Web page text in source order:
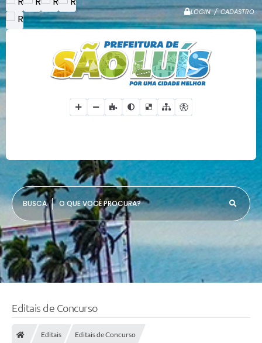
LOGIN / CADASTRO
O QUE VOCÊ PROCURA?
Editais de Concurso
Editais Editais de Concurso